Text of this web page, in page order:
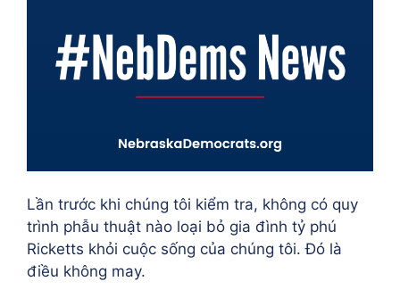
Lần trước khi chúng tôi kiểm tra, không có quy
trình phẫu thuật nào loại bỏ gia đình tỷ phú
Ricketts khỏi cuộc sống của chúng tôi. Đó là
điều không may.